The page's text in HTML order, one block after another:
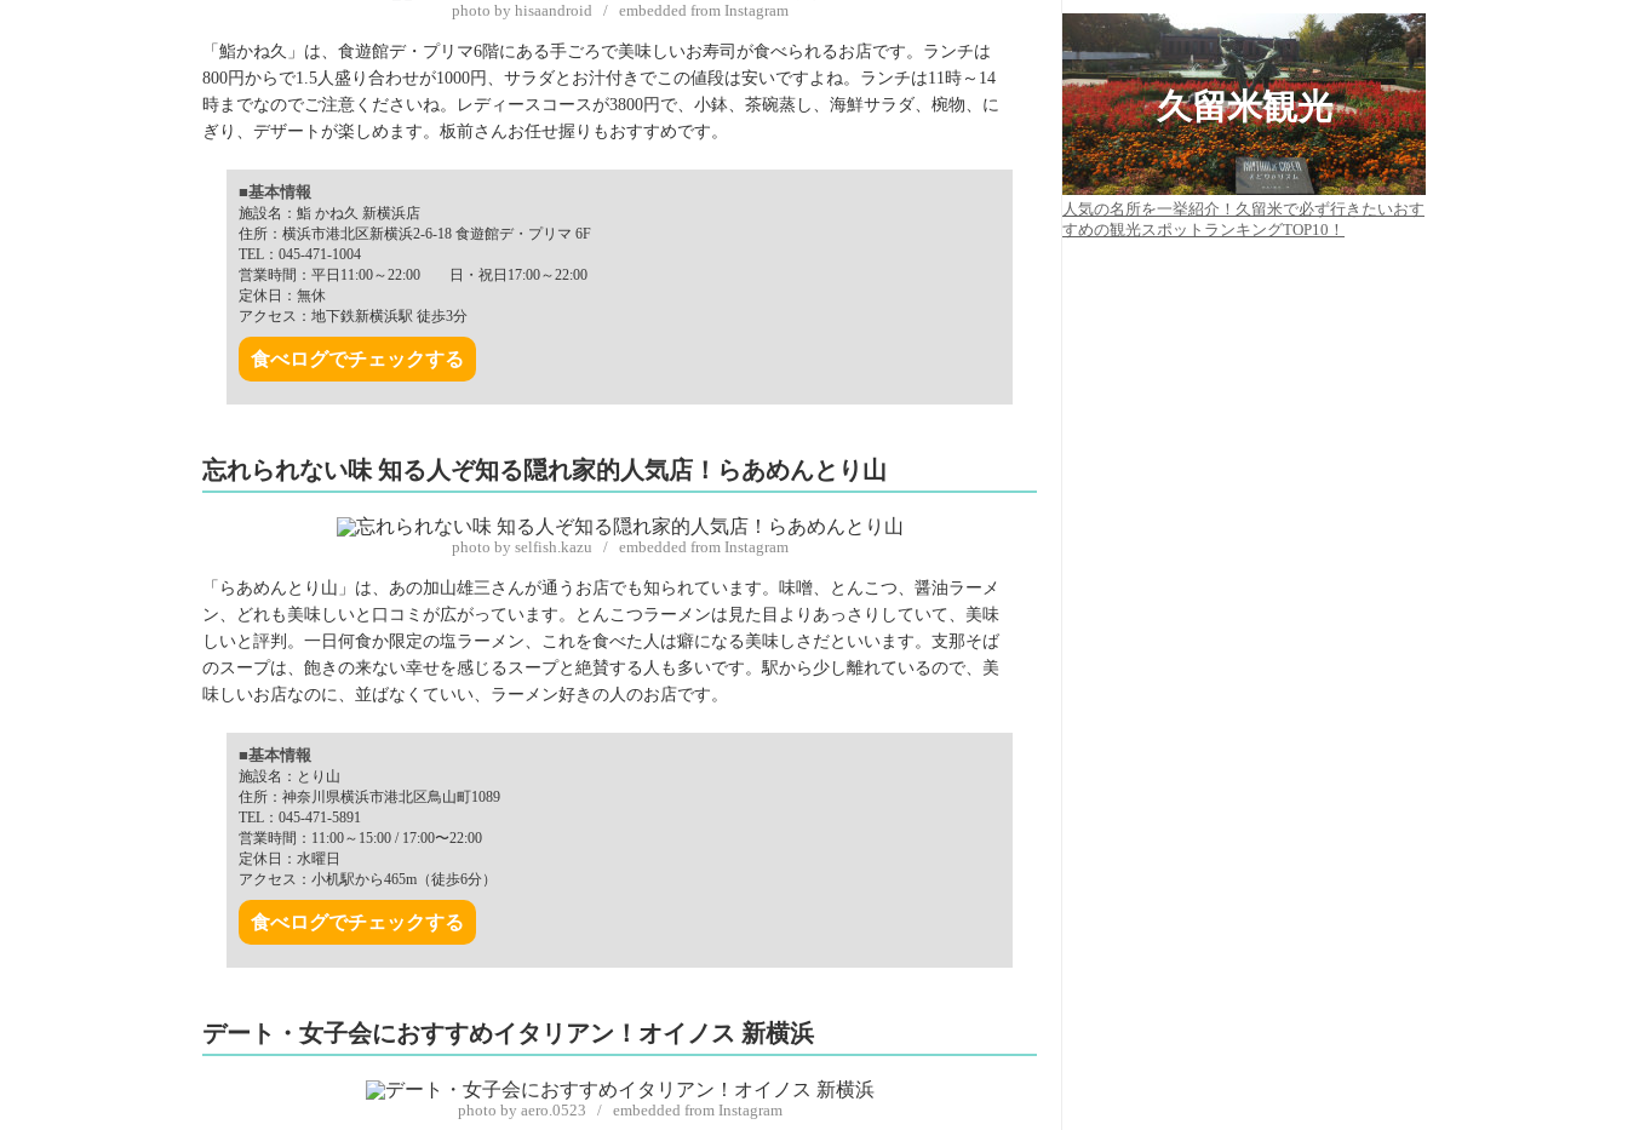
photo by hisaandroid / embedded from Instagram
「鮨かね久」は、食遊館デ・プリマ6階にある手ごろで美味しいお寿司が食べられるお店です。ランチは
800円からで1.5人盛り合わせが1000円、サラダとお汁付きでこの値段は安いですよね。ランチは11時～14
時までなのでご注意くださいね。レディースコースが3800円で、小鉢、茶碗蒸し、海鮮サラダ、椀物、に
ぎり、デザートが楽しめます。板前さんお任せ握りもおすすめです。
■基本情報
施設名：鮨 かね久 新横浜店
住所：横浜市港北区新横浜2-6-18 食遊館デ・プリマ 6F
TEL：045-471-1004
営業時間：平日11:00～22:00 日・祝日17:00～22:00
定休日：無休
アクセス：地下鉄新横浜駅 徒歩3分
食べログでチェックする
忘れられない味 知る人ぞ知る隠れ家的人気店！らあめんとり山
photo by selfish.kazu / embedded from Instagram
「らあめんとり山」は、あの加山雄三さんが通うお店でも知られています。味噌、とんこつ、醤油ラーメ
ン、どれも美味しいと口コミが広がっています。とんこつラーメンは見た目よりあっさりしていて、美味
しいと評判。一日何食か限定の塩ラーメン、これを食べた人は癖になる美味しさだといいます。支那そば
のスープは、飽きの来ない幸せを感じるスープと絶賛する人も多いです。駅から少し離れているので、美
味しいお店なのに、並ばなくていい、ラーメン好きの人のお店です。
■基本情報
施設名：とり山
住所：神奈川県横浜市港北区鳥山町1089
TEL：045-471-5891
営業時間：11:00～15:00 / 17:00〜22:00
定休日：水曜日
アクセス：小机駅から465m（徒歩6分）
食べログでチェックする
デート・女子会におすすめイタリアン！オイノス 新横浜
photo by aero.0523 / embedded from Instagram
久留米観光
人気の名所を一挙紹介！久留米で必ず行きたいおす
すめの観光スポットランキングTOP10！